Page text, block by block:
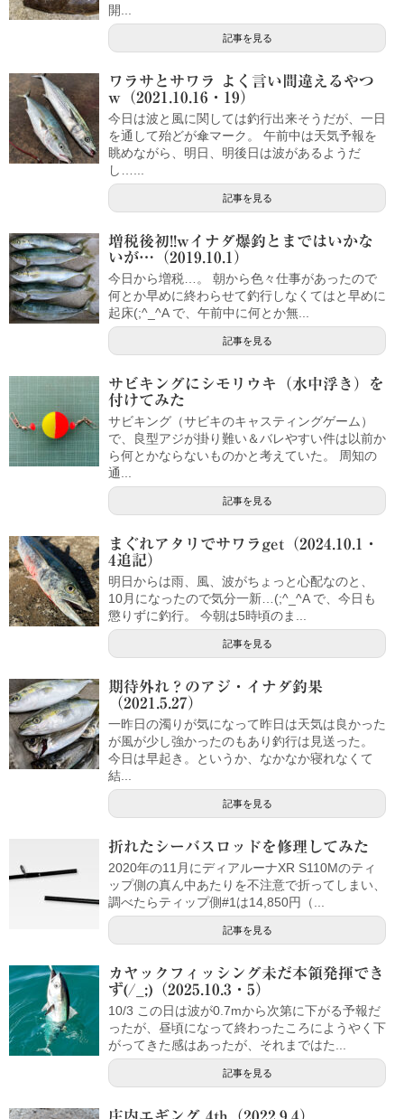
開...
記事を見る
ワラサとサワラ よく言い間違えるやつ
w（2021.10.16・19）
今日は波と風に関しては釣行出来そうだが、一日
を通して殆どが傘マーク。 午前中は天気予報を
眺めながら、明日、明後日は波があるようだ
し…...
記事を見る
増税後初!!wイナダ爆釣とまではいかな
いが…（2019.10.1）
今日から増税…。 朝から色々仕事があったので
何とか早めに終わらせて釣行しなくてはと早めに
起床(;^_^A で、午前中に何とか無...
記事を見る
サビキングにシモリウキ（水中浮き）を
付けてみた
サビキング（サビキのキャスティングゲーム）
で、良型アジが掛り難い＆バレやすい件は以前か
ら何とかならないものかと考えていた。 周知の
通...
記事を見る
まぐれアタリでサワラget（2024.10.1・
4追記）
明日からは雨、風、波がちょっと心配なのと、
10月になったので気分一新…(;^_^A で、今日も
懲りずに釣行。 今朝は5時頃のま...
記事を見る
期待外れ？のアジ・イナダ釣果
（2021.5.27）
一昨日の濁りが気になって昨日は天気は良かった
が風が少し強かったのもあり釣行は見送った。
今日は早起き。というか、なかなか寝れなくて
結...
記事を見る
折れたシーバスロッドを修理してみた
2020年の11月にディアルーナXR S110Mのティ
ップ側の真ん中あたりを不注意で折ってしまい、
調べたらティップ側#1は14,850円（...
記事を見る
カヤックフィッシング未だ本領発揮でき
ず(/_;)（2025.10.3・5）
10/3 この日は波が0.7mから次第に下がる予報だ
ったが、昼頃になって終わったころにようやく下
がってきた感はあったが、それまではた...
記事を見る
庄内エギング 4th（2022.9.4）